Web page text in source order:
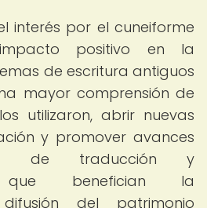
interés por el cuneiforme
positivo en la
de escritura antiguos
mayor comprensión de
utilizaron, abrir nuevas
y promover avances
de traducción y
que benefician la
del patrimonio